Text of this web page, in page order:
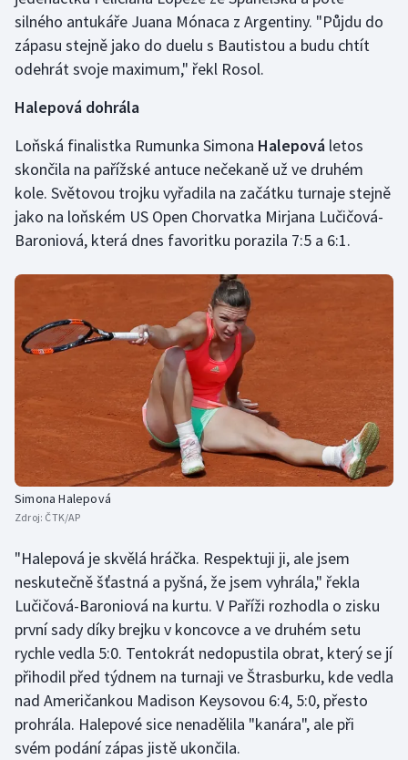
silného antukáře Juana Mónaca z Argentiny. "Půjdu do
zápasu stejně jako do duelu s Bautistou a budu chtít
odehrát svoje maximum," řekl Rosol.
Halepová dohrála
Loňská finalistka Rumunka Simona Halepová letos
skončila na pařížské antuce nečekaně už ve druhém
kole. Světovou trojku vyřadila na začátku turnaje stejně
jako na loňském US Open Chorvatka Mirjana Lučičová-
Baroniová, která dnes favoritku porazila 7:5 a 6:1.
Simona Halepová
Zdroj: ČTK/AP
"Halepová je skvělá hráčka. Respektuji ji, ale jsem
neskutečně šťastná a pyšná, že jsem vyhrála," řekla
Lučičová-Baroniová na kurtu. V Paříži rozhodla o zisku
první sady díky brejku v koncovce a ve druhém setu
rychle vedla 5:0. Tentokrát nedopustila obrat, který se jí
přihodil před týdnem na turnaji ve Štrasburku, kde vedla
nad Američankou Madison Keysovou 6:4, 5:0, přesto
prohrála. Halepové sice nenadělila "kanára", ale při
svém podání zápas jistě ukončila.